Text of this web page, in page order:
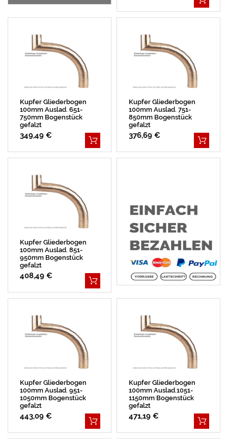
Kupfer Gliederbogen
100mm Auslad. 651-
750mm Bogenstück
gefalzt
349,49 €
Kupfer Gliederbogen
100mm Auslad. 751-
850mm Bogenstück
gefalzt
376,69 €
Kupfer Gliederbogen
100mm Auslad. 851-
950mm Bogenstück
gefalzt
408,49 €
Kupfer Gliederbogen
100mm Auslad. 951-
1050mm Bogenstück
gefalzt
443,09 €
Kupfer Gliederbogen
100mm Auslad.1051-
1150mm Bogenstück
gefalzt
471,19 €